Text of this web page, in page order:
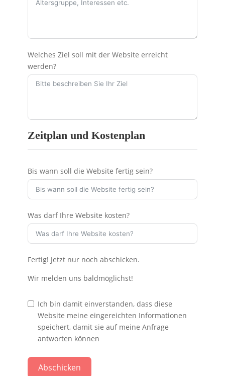
Welches Ziel soll mit der Website erreicht
werden?
Zeitplan und Kostenplan
Bis wann soll die Website fertig sein?
Was darf Ihre Website kosten?
Fertig! Jetzt nur noch abschicken.
Wir melden uns baldmöglichst!
Ich bin damit einverstanden, dass diese
Website meine eingereichten Informationen
speichert, damit sie auf meine Anfrage
antworten können
Abschicken